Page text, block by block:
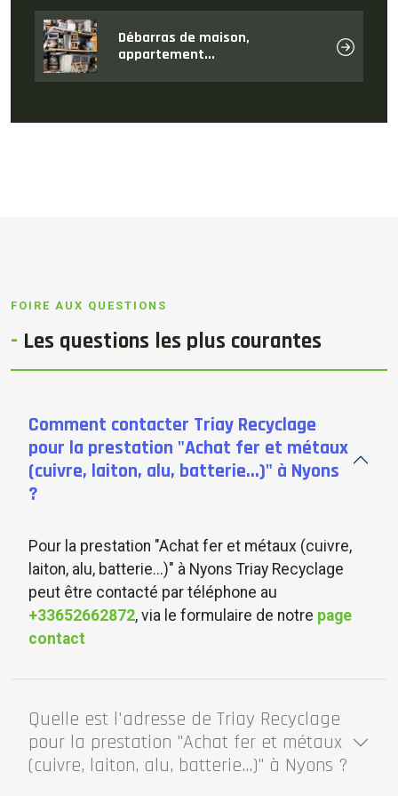
Débarras de maison,
appartement...
FOIRE AUX QUESTIONS
- Les questions les plus courantes
Comment contacter Triay Recyclage
pour la prestation "Achat fer et métaux
(cuivre, laiton, alu, batterie...)" à Nyons
?
Pour la prestation "Achat fer et métaux (cuivre,
laiton, alu, batterie...)" à Nyons Triay Recyclage
peut être contacté par téléphone au
+33652662872, via le formulaire de notre page
contact
Quelle est l'adresse de Triay Recyclage
pour la prestation "Achat fer et métaux
(cuivre, laiton, alu, batterie...)" à Nyons ?